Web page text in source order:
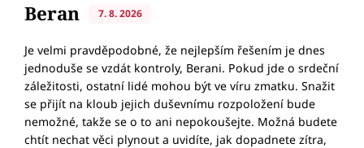
Beran 7. 8. 2026
Je velmi pravděpodobné, že nejlepším řešením je dnes
jednoduše se vzdát kontroly, Berani. Pokud jde o srdeční
záležitosti, ostatní lidé mohou být ve víru zmatku. Snažit
se přijít na kloub jejich duševnímu rozpoložení bude
nemožné, takže se o to ani nepokoušejte. Možná budete
chtít nechat věci plynout a uvidíte, jak dopadnete zítra,